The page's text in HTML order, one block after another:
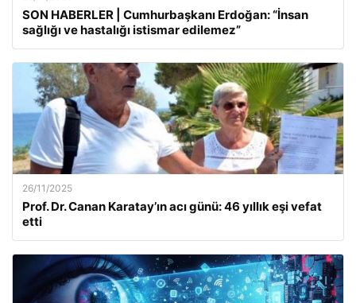
SON HABERLER | Cumhurbaşkanı Erdoğan: “İnsan
sağlığı ve hastalığı istismar edilemez”
26/11/2025
Prof. Dr. Canan Karatay’ın acı günü: 46 yıllık eşi vefat
etti